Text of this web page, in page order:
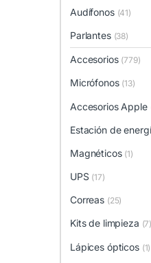
Audífonos (41)
Parlantes (38)
Accesorios (779)
Micrófonos (13)
Accesorios Apple
Estación de
Magnéticos (1)
UPS (17)
Correas (25)
Kits de limpieza (7)
Lápices ópticos (1)